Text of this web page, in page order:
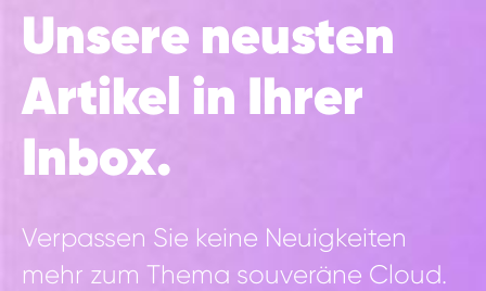
Unsere neusten
Artikel in Ihrer
Inbox.
Verpassen Sie keine Neuigkeiten
mehr zum Thema souveräne Cloud.